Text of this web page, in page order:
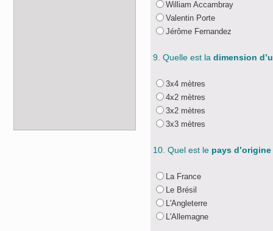
William Accambray
Valentin Porte
Jérôme Fernandez
9. Quelle est la dimension
3x4 mètres
4x2 mètres
3x2 mètres
3x3 mètres
10. Quel est le pays d’origine
La France
Le Brésil
L'Angleterre
L'Allemagne